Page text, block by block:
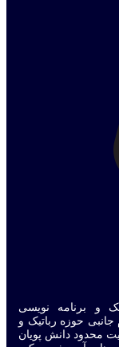
و برنامه نویسی
حوزه رباتیک و
محدود دانش پویان